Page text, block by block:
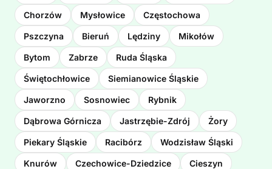
Chorzów Mysłowice Częstochowa
Pszczyna Bieruń Lędziny Mikołów
Bytom Zabrze Ruda Śląska
Świętochłowice Siemianowice Śląskie
Jaworzno Sosnowiec Rybnik
Dąbrowa Górnicza Jastrzębie-Zdrój Żory
Piekary Śląskie Racibórz Wodzisław Śląski
Knurów Czechowice-Dziedzice Cieszyn